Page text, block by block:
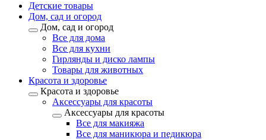
Детские товары
Дом, сад и огород
Дом, сад и огород
Все для дома
Все для кухни
Гирлянды и диско лампы
Товары для животных
Красота и здоровье
Красота и здоровье
Аксессуары для красоты
Аксессуары для красоты
Все для макияжа
Все для маникюра и педикюра